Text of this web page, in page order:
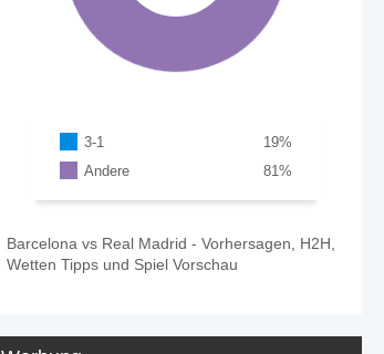
3-1 %
19
Andere
%
81
Barcelona vs Real Madrid - Vorhersagen, H2H,
Wetten Tipps und Spiel Vorschau